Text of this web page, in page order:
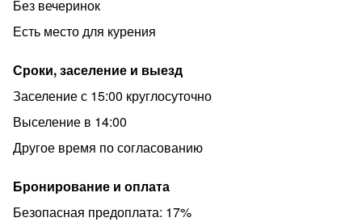
районах. Стоимость при бронировании на одни сутки
начинается с 1500р.
На часы, сутки, ночь, неделю, месяц или длительно.
При длительном проживании СКИДКИ.
Отчетные документы которые примет любая
Любая форма оплаты, в т.ч. оплата безналичным
путем.
Заключаем договора с организациями.
Без вечеринок
Есть место для курения
Сроки, заселение и выезд
Заселение с 15:00 круглосуточно
Выселение в 14:00
Другое время по согласованию
Бронирование и оплата
Безопасная предоплата: 17%